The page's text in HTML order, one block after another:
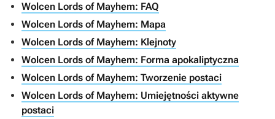
Wolcen Lords of Mayhem: FAQ
Wolcen Lords of Mayhem: Mapa
Wolcen Lords of Mayhem: Klejnoty
Wolcen Lords of Mayhem: Forma apokaliptyczna
Wolcen Lords of Mayhem: Tworzenie postaci
Wolcen Lords of Mayhem: Umiejętności aktywne
postaci